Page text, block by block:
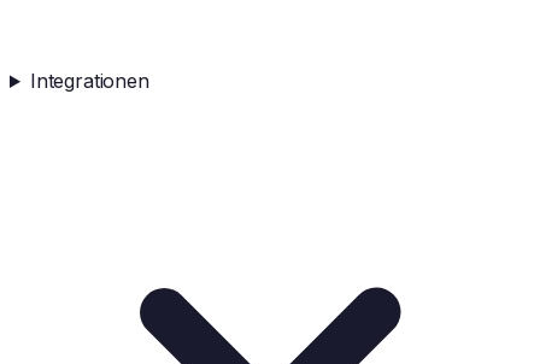
Integrationen